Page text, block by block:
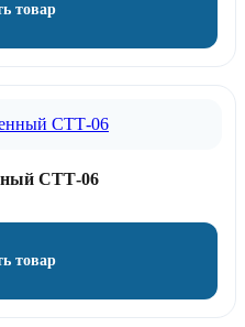
товар
СТТ-06
товар